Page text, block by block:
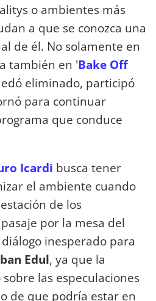
o ambientes más
a que se conozca una
de él. No solamente en
también en 'Bake Off
eliminado, participó
para continuar
que conduce
Icardi busca tener
el ambiente cuando
de los
por la mesa del
inesperado para
Edul, ya que la
las especulaciones
de que podría estar en